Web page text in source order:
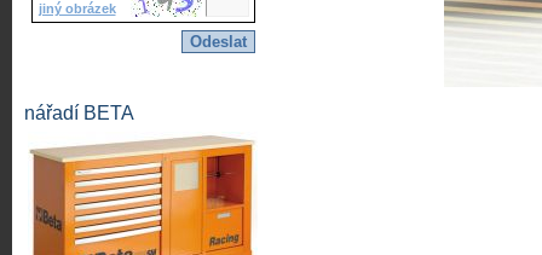
jiný obrázek
nářadí BETA